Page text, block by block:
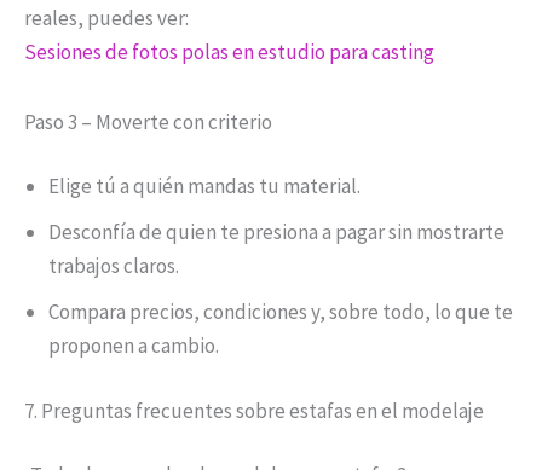
reales, puedes ver:
Sesiones de fotos polas en estudio para casting
Paso 3 – Moverte con criterio
Elige tú a quién mandas tu material.
Desconfía de quien te presiona a pagar sin mostrarte
trabajos claros.
Compara precios, condiciones y, sobre todo, lo que te
proponen a cambio.
7. Preguntas frecuentes sobre estafas en el modelaje